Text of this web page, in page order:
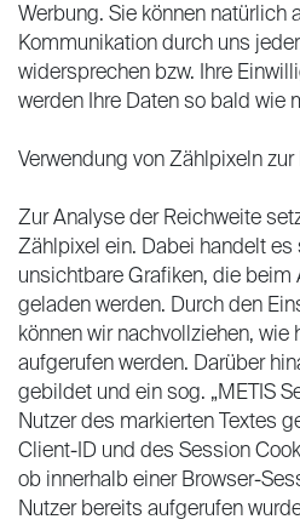
Werbung. Sie können natürlich
Kommunikation durch uns
widersprechen bzw. Ihre
werden Ihre Daten so bald wie
Verwendung von Zählpixeln
Zur Analyse der Reichweite
Zählpixel ein. Dabei handelt es
unsichtbare Grafiken, die beim
geladen werden. Durch den
können wir nachvollziehen, wie
aufgerufen werden. Darüber
gebildet und ein sog. „METIS
Nutzer des markierten Textes
Client-ID und des Session
ob innerhalb einer Browser-
Nutzer bereits aufgerufen